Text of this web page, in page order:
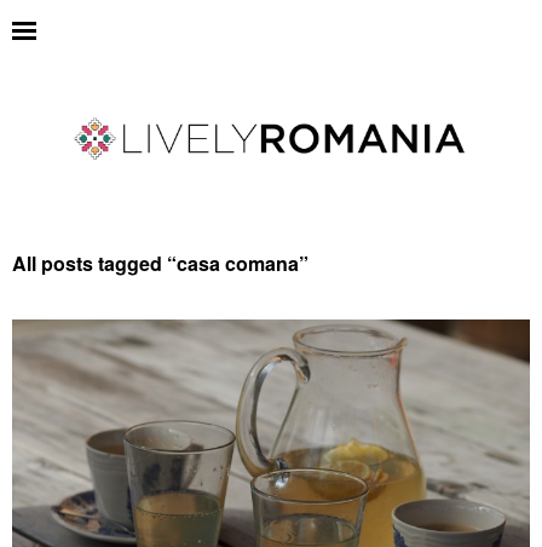
All posts tagged “casa comana”